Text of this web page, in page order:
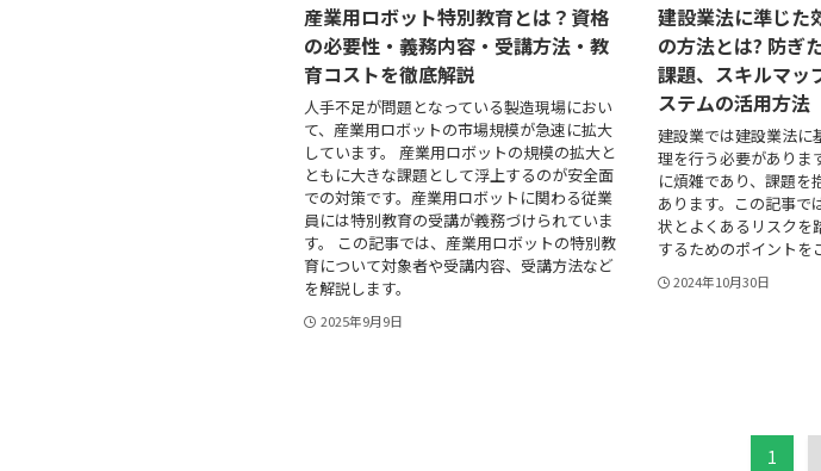
産業用ロボット特別教育とは？資格
の必要性・義務内容・受講方法・教
育コストを徹底解説
人手不足が問題となっている製造現場におい
て、産業用ロボットの市場規模が急速に拡大
しています。 産業用ロボットの規模の拡大と
ともに大きな課題として浮上するのが安全面
での対策です。産業用ロボットに関わる従業
員には特別教育の受講が義務づけられていま
す。 この記事では、産業用ロボットの特別教
育について対象者や受講内容、受講方法など
を解説します。
2025年9月9日
建設業法に準じた
の方法とは? 防ぎ
課題、スキルマッ
ステムの活用方法
建設業では建設業法に
理を行う必要がありま
に煩雑であり、課題を
あります。この記事で
状とよくあるリスクを
するためのポイントを
2024年10月30日
1